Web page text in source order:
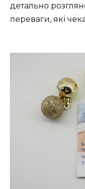
детально
переваги, які